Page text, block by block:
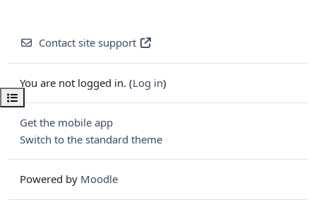
Open course index
Contact site support
You are not logged in. (Log in)
Get the mobile app
Switch to the standard theme
Powered by Moodle